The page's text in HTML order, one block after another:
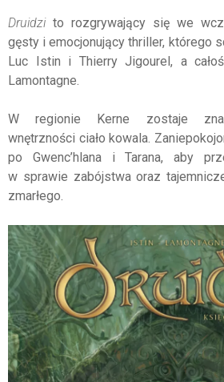
Druidzito rozgrywający się we
gęsty i emocjonujący thriller, którego
Luc Istin i Thierry Jigourel, a
Lamontagne.
W regionie Kerne zostaje
wnętrzności ciało kowala.
po Gwenc’hlana i Tarana, aby
w sprawie zabójstwa oraz
zmarłego.